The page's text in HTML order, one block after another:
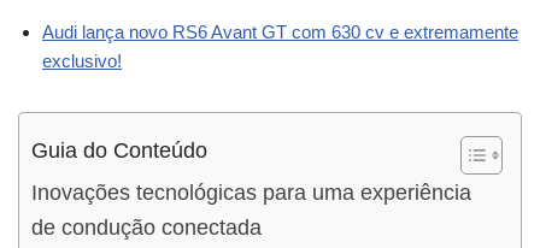
Audi lança novo RS6 Avant GT com 630 cv e extremamente
exclusivo!
Guia do Conteúdo
Inovações tecnológicas para uma experiência
de condução conectada